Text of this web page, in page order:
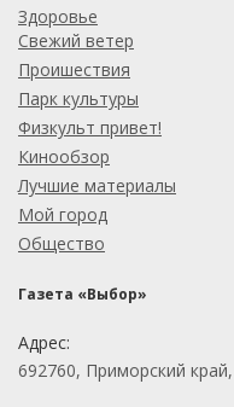
Здоровье
Свежий ветер
Проишествия
Парк культуры
Физкульт привет!
Кинообзор
Лучшие материалы
Мой город
Общество
Газета «Выбор»
Адрес:
692760, Приморский